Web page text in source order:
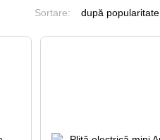
Sortare: după popularitate